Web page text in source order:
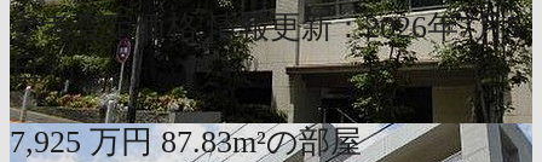
参考査定価格 情報更新：2026年7月5
日
7,925 万円 87.83m²の部屋